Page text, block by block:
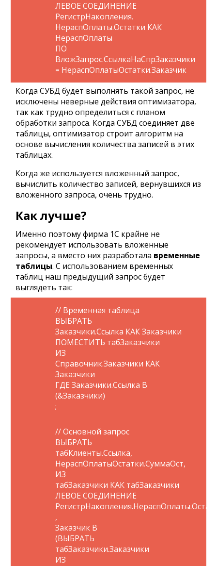
ЛЕВОЕ СОЕДИНЕНИЕ
РегистрНакопления.
НераспОплаты.Остатки КАК
НераспОплаты
ПО
ВложЗапрос.СсылкаНаСпрЗаказчики
= НераспОплатыОстатки.Заказчик
Когда СУБД будет выполнять такой запрос, не
исключены неверные действия оптимизатора,
так как трудно определиться с планом
обработки запроса. Когда СУБД соединяет две
таблицы, оптимизатор строит алгоритм на
основе вычисления количества записей в этих
таблицах.
Когда же используется вложенный запрос,
вычислить количество записей, вернувшихся из
вложенного запроса, очень трудно.
Как лучше?
Именно поэтому фирма 1С крайне не
рекомендует использовать вложенные
запросы, а вместо них разработала временные
таблицы. С использованием временных
таблиц наш предыдущий запрос будет
выглядеть так:
// Временная таблица
ВЫБРАТЬ
Заказчики.Ссылка КАК Заказчики
ПОМЕСТИТЬ табЗаказчики
ИЗ
Справочник.Заказчики КАК
Заказчики
ГДЕ Заказчики.Ссылка В
(&Заказчики)
;
// Основной запрос
ВЫБРАТЬ
табКлиенты.Ссылка,
НераспОплатыОстатки.СуммаОст,
ИЗ
табЗаказчики КАК табЗаказчики
ЛЕВОЕ СОЕДИНЕНИЕ
,
Заказчик В
(ВЫБРАТЬ
табЗаказчики.Заказчики
ИЗ